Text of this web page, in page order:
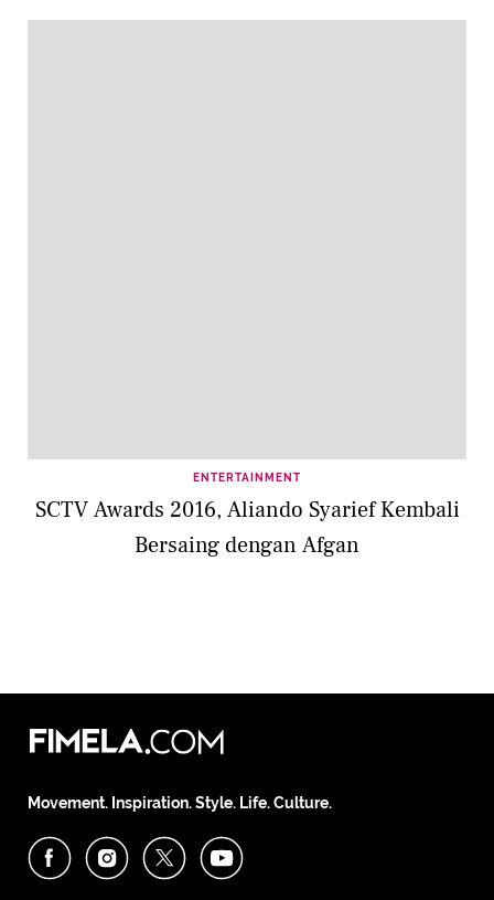
ENTERTAINMENT
SCTV Awards 2016, Aliando Syarief Kembali
Bersaing dengan Afgan
Movement. Inspiration. Style. Life. Culture.